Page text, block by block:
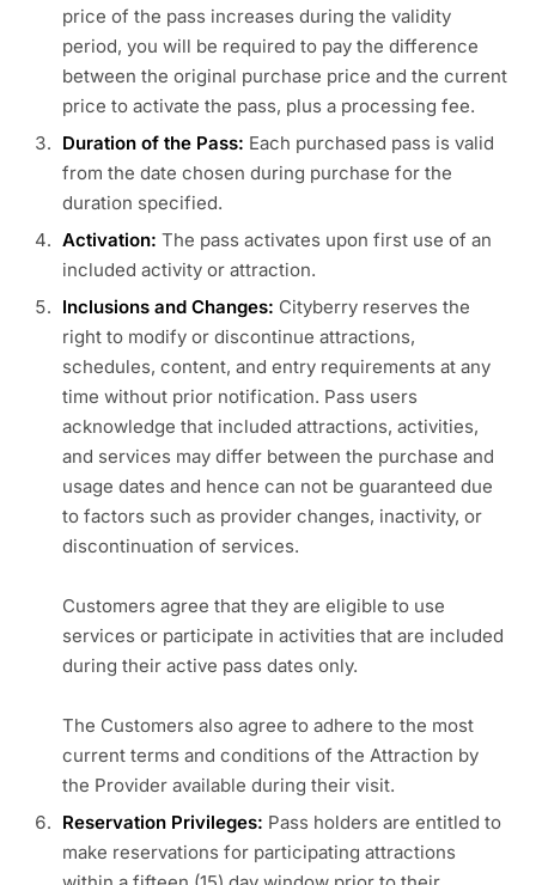
price of the pass increases during the validity
period, you will be required to pay the difference
between the original purchase price and the current
price to activate the pass, plus a processing fee.
Duration of the Pass: Each purchased pass is valid
from the date chosen during purchase for the
duration specified.
Activation: The pass activates upon first use of an
included activity or attraction.
Inclusions and Changes: Cityberry reserves the
right to modify or discontinue attractions,
schedules, content, and entry requirements at any
time without prior notification. Pass users
acknowledge that included attractions, activities,
and services may differ between the purchase and
usage dates and hence can not be guaranteed due
to factors such as provider changes, inactivity, or
discontinuation of services.
Customers agree that they are eligible to use
services or participate in activities that are included
during their active pass dates only.
The Customers also agree to adhere to the most
current terms and conditions of the Attraction by
the Provider available during their visit.
Reservation Privileges: Pass holders are entitled to
make reservations for participating attractions